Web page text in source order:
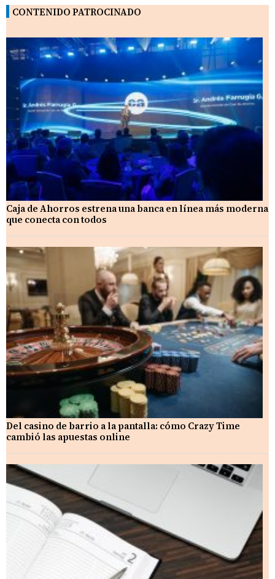
CONTENIDO PATROCINADO
Caja de Ahorros estrena una banca en línea más moderna
que conecta con todos
Del casino de barrio a la pantalla: cómo Crazy Time
cambió las apuestas online